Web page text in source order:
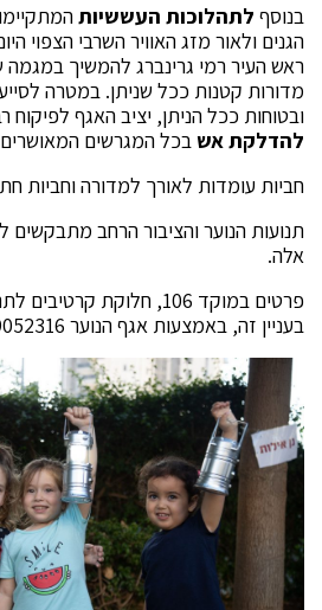
בנוסף לתהלוכות העששיות
הגנים ולאור מזג האוויר השרבי הצפוי
ראש העיר רמי גרינברג להמשיך במגמה
מדורות קטנות ככל שניתן. במטרה
ובטוחות ככל הניתן, יציב האגף לפיקוח
להדלקתאשבכל המגרשים המאושרים
חביות עומדות לאורך למדורה וחביות
תנועות הנוער והציבור הרחב מתבקשים
אלה.
פרטים במוקד 106, חלוקת
בעניין זה, באמצעות אגף הנוער 03-9052316